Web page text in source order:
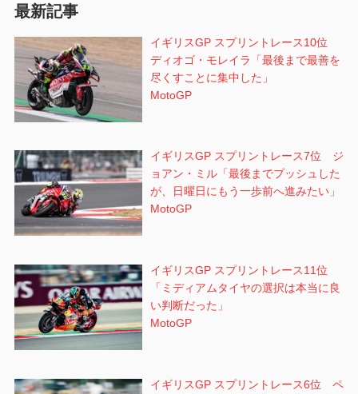
ン
最新記事
イギリスGP スプリントレース10位
ディオゴ・モレイラ「最後まで最善を
尽くすことに集中した」
MotoGP
イギリスGP スプリントレース7位 ジ
ョアン・ミル「最後までプッシュした
が、日曜日にもう一歩前へ進みたい」
MotoGP
イギリスGP スプリントレース11位
「ミディアムタイヤの選択は本当に良
い判断だった」
MotoGP
イギリスGP スプリントレース6位 ペ